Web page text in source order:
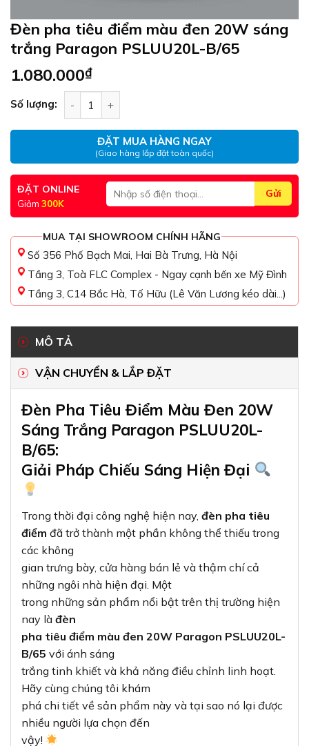
Đèn pha tiêu điểm màu đen 20W sáng
trắng Paragon PSLUU20L-B/65
1.080.000₫
Số lượng:
ĐẶT MUA HÀNG NGAY
(Giao hàng lắp đặt toàn quốc)
ĐẶT ONLINE
Giảm 300K
MUA TẠI SHOWROOM CHÍNH HÃNG
Số 356 Phố Bạch Mai, Hai Bà Trưng, Hà Nội
Tầng 3, Toà FLC Complex - Ngay cạnh bến xe Mỹ Đình
Tầng 3, C14 Bắc Hà, Tố Hữu (Lê Văn Lương kéo dài...)
MÔ TẢ
VẬN CHUYỂN & LẮP ĐẶT
Đèn Pha Tiêu Điểm Màu Đen 20W
Sáng Trắng Paragon PSLUU20L-
B/65:
Giải Pháp Chiếu Sáng Hiện Đại
Trong thời đại công nghệ hiện nay, đèn pha tiêu
điểm đã trở thành một phần không thể thiếu trong
các không
gian trưng bày, cửa hàng bán lẻ và thậm chí cả
những ngôi nhà hiện đại. Một
trong những sản phẩm nổi bật trên thị trường hiện
nay là đèn
pha tiêu điểm màu đen 20W Paragon PSLUU20L-
B/65 với ánh sáng
trắng tinh khiết và khả năng điều chỉnh linh hoạt.
Hãy cùng chúng tôi khám
phá chi tiết về sản phẩm này và tại sao nó lại được
nhiều người lựa chọn đến
vậy!